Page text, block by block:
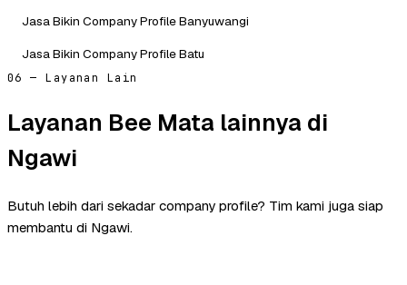
Jasa Bikin Company Profile Banyuwangi
Jasa Bikin Company Profile Batu
06 — Layanan Lain
Layanan Bee Mata lainnya di
Ngawi
Butuh lebih dari sekadar company profile? Tim kami juga siap
membantu di Ngawi.